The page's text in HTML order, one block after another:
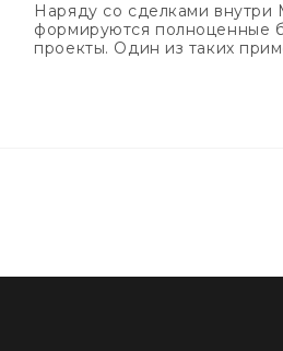
Наряду со сделками внутри
формируются полноценные
проекты. Один из таких